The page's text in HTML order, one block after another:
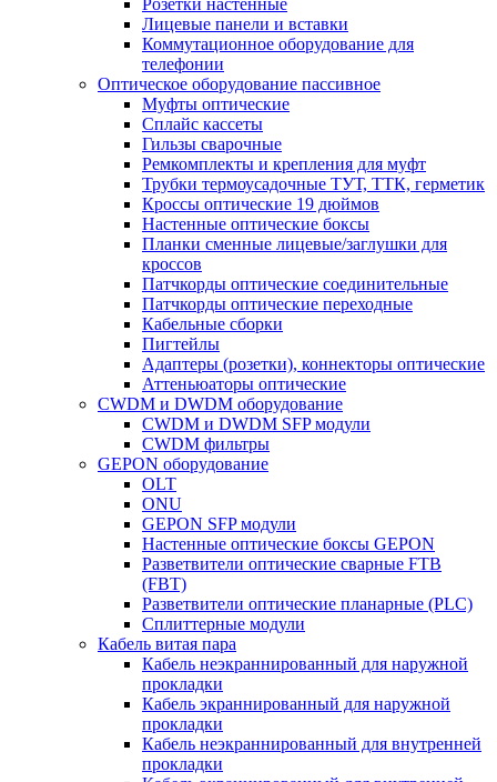
Розетки настенные
Лицевые панели и вставки
Коммутационное оборудование для
телефонии
Оптическое оборудование пассивное
Муфты оптические
Сплайс кассеты
Гильзы сварочные
Ремкомплекты и крепления для муфт
Трубки термоусадочные ТУТ, ТТК, герметик
Кроссы оптические 19 дюймов
Настенные оптические боксы
Планки сменные лицевые/заглушки для
кроссов
Патчкорды оптические соединительные
Патчкорды оптические переходные
Кабельные сборки
Пигтейлы
Адаптеры (розетки), коннекторы оптические
Аттеньюаторы оптические
CWDM и DWDM оборудование
CWDM и DWDM SFP модули
CWDM фильтры
GEPON оборудование
OLT
ONU
GEPON SFP модули
Настенные оптические боксы GEPON
Разветвители оптические сварные FTB
(FBT)
Разветвители оптические планарные (PLC)
Сплиттерные модули
Кабель витая пара
Кабель неэкраннированный для наружной
прокладки
Кабель экраннированный для наружной
прокладки
Кабель неэкраннированный для внутренней
прокладки